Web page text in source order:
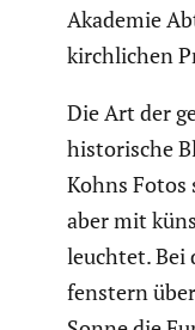
Akademie
kirch­li­chen
Die Art der
histo­ri­sche
Kohns Fotos
aber mit
leuchtet.
fens­tern